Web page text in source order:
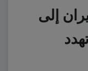
إلى
تهدد